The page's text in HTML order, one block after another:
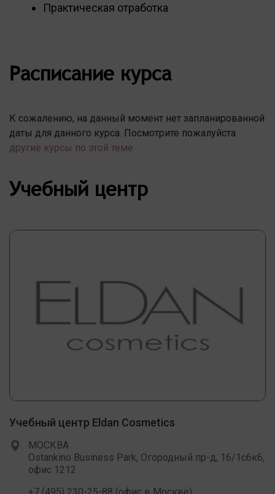
Практическая отработка
Расписание курса
К сожалению, на данный момент нет запланированной
даты для данного курса. Посмотрите пожалуйста
другие курсы по этой теме
Учебный центр
Учебный центр Eldan Cosmetics
МОСКВА
Ostankino Business Park, Огородный пр-д, 16/1с6к6,
офис 1212